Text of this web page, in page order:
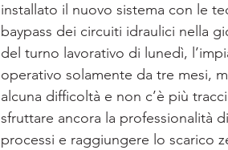
installato il nuovo sistema con le
baypass dei circuiti idraulici nella
del turno lavorativo di lunedì,
operativo solamente da tre mesi,
alcuna difficoltà e non c’è più
sfruttare ancora la professionalità
processi e raggiungere lo scarico